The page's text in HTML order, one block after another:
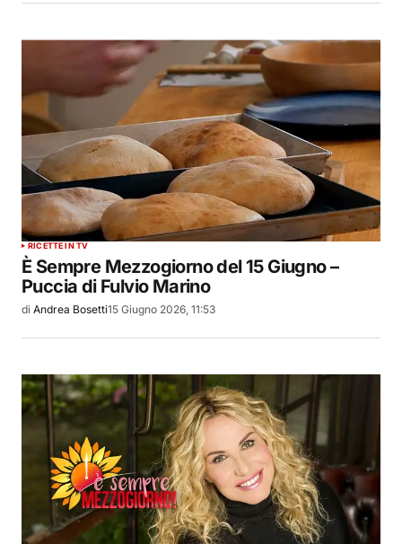
RICETTE IN TV
È Sempre Mezzogiorno del 15 Giugno –
Puccia di Fulvio Marino
di Andrea Bosetti15 Giugno 2026, 11:53